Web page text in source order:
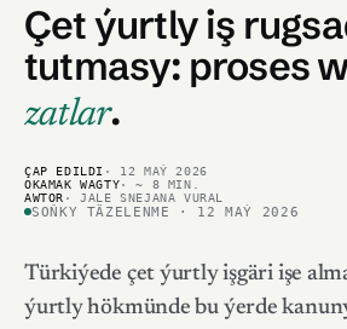
Çet ýurtly iş
tutmasy: proses
zatlar.
ÇAP EDILDI · 12 MAÝ 2026
OKAMAK WAGTY· ~ 8 MIN.
AWTOR · JALE SNEJANA VURAL
SOŇKY TÄZELENME · 12 MAÝ 2026
Türkiýede çet ýurtly işgäri işe
ýurtly hökmünde bu ýerde